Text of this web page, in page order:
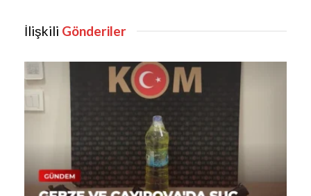
İlişkili Gönderiler